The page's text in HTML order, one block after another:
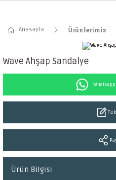
Anasayfa Ürünlerimiz
Wave Ahşap Sandalye
Ürün Bilgisi